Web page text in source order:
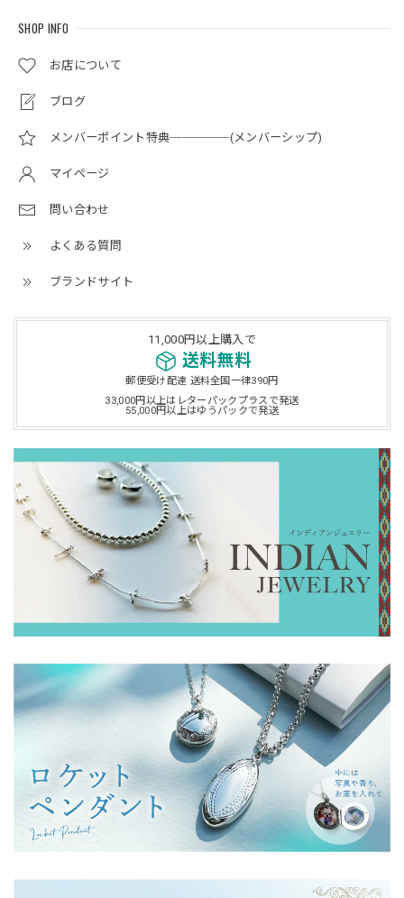
SHOP INFO
お店について
ブログ
メンバーポイント特典─────(メンバーシップ)
マイページ
問い合わせ
よくある質問
ブランドサイト
11,000円以上購入で
送料無料
郵便受け配達 送料全国一律390円
33,000円以上はレターパックプラスで発送
55,000円以上はゆうパックで発送